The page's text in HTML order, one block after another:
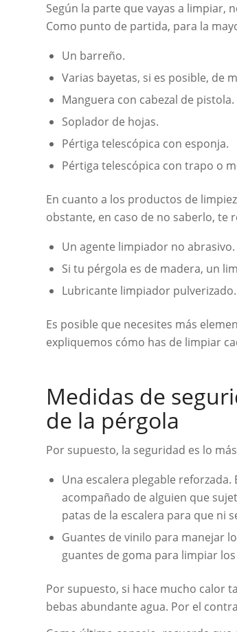
Según la parte que vayas a limpiar,
Como punto de partida, para la
Un barreño.
Varias bayetas, si es posible, de
Manguera con cabezal de pistola.
Soplador de hojas.
Pértiga telescópica con esponja.
Pértiga telescópica con trapo o
En cuanto a los productos de
obstante, en caso de no saberlo, te
Un agente limpiador no abrasivo.
Si tu pérgola es de madera, un
Lubricante limpiador pulverizado.
Es posible que necesites más
expliquemos cómo has de limpiar
Medidas de
de la pérgola
Por supuesto, la seguridad es lo
Una escalera plegable
acompañado de alguien que
patas de la escalera para que ni
Guantes de vinilo para manejar
guantes de goma para limpiar
Por supuesto, si hace mucho calor
bebas abundante agua. Por el